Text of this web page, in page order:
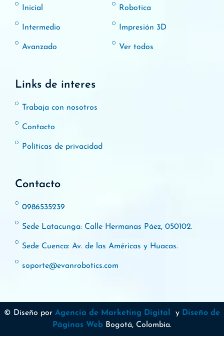
Inicial
Intermedio
Avanzado
Robotica
Impresión 3D
Ver todos
Links de interes
Trabaja con nosotros
Contacto
Políticas de privacidad
Contacto
0986535239
Sede Latacunga: Calle Hermanas Páez, 050102.
Sede Cuenca: Av. de las Américas y Huacas.
soporte@evanrobotics.com
© Diseño por Agencia de Marketing Digital y Diseño de
Páginas Web Bogotá, Colombia.